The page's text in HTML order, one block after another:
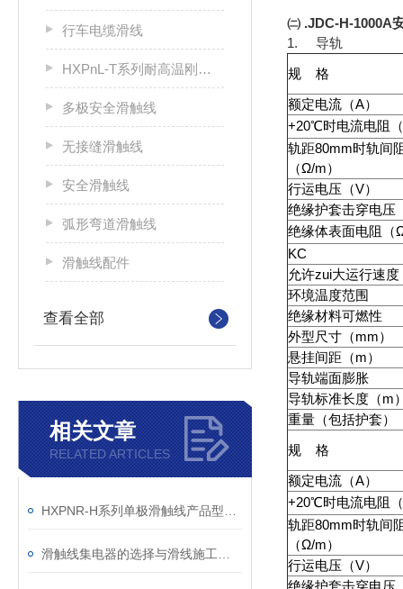
行车电缆滑线
HXPnL-T系列耐高温刚体滑触线
多极安全滑触线
无接缝滑触线
安全滑触线
弧形弯道滑触线
滑触线配件
查看全部
相关文章
RELATED ARTICLES
㈡ .JDC-H-1000A
1. 导轨
规 格
额定电流（A）
+20℃时电流电阻
轨距80mm时轨间
（Ω/m）
行运电压（V）
绝缘护套击穿电压
绝缘体表面电阻（
KC
允许zui大运行速
环境温度范围
绝缘材料可燃性
外型尺寸（mm）
悬挂间距（m）
导轨端面膨胀
导轨标准长度（m
重量（包括护套）
规 格
额定电流（A）
+20℃时电流电阻
轨距80mm时轨间
（Ω/m）
行运电压（V）
绝缘护套击穿电压